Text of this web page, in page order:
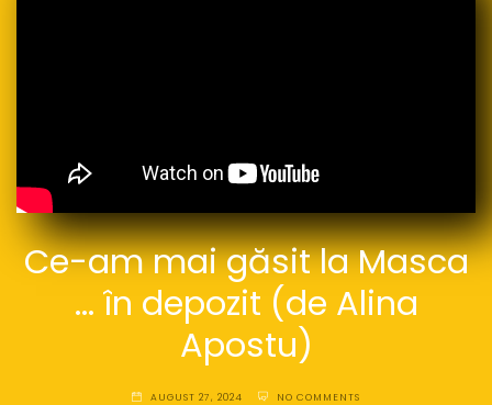
Ce-am mai găsit la Masca
… în depozit (de Alina
Apostu)
AUGUST 27, 2024 NO COMMENTS